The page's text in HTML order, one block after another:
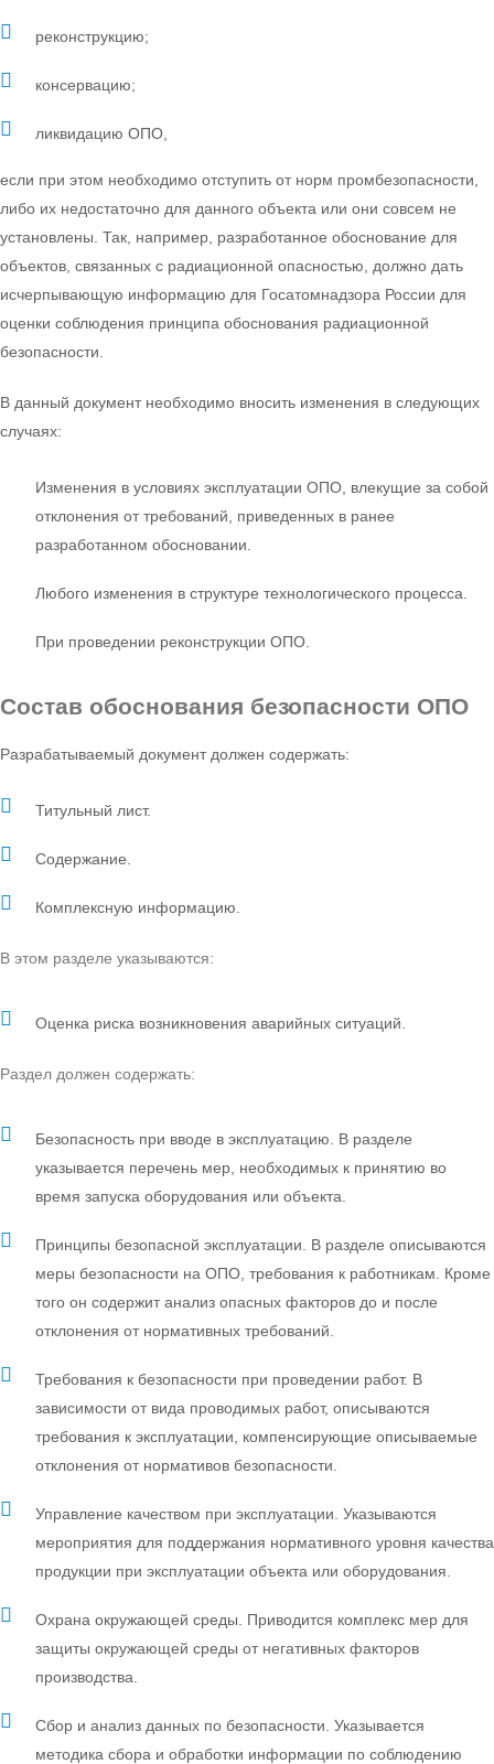
реконструкцию;
консервацию;
ликвидацию ОПО,
если при этом необходимо отступить от норм промбезопасности,
либо их недостаточно для данного объекта или они совсем не
установлены. Так, например, разработанное обоснование для
объектов, связанных с радиационной опасностью, должно дать
исчерпывающую информацию для Госатомнадзора России для
оценки соблюдения принципа обоснования радиационной
безопасности.
В данный документ необходимо вносить изменения в следующих
случаях:
Изменения в условиях эксплуатации ОПО, влекущие за собой
отклонения от требований, приведенных в ранее
разработанном обосновании.
Любого изменения в структуре технологического процесса.
При проведении реконструкции ОПО.
Состав обоснования безопасности ОПО
Разрабатываемый документ должен содержать:
Титульный лист.
Содержание.
Комплексную информацию.
В этом разделе указываются:
Оценка риска возникновения аварийных ситуаций.
Раздел должен содержать:
Безопасность при вводе в эксплуатацию. В разделе
указывается перечень мер, необходимых к принятию во
время запуска оборудования или объекта.
Принципы безопасной эксплуатации. В разделе описываются
меры безопасности на ОПО, требования к работникам. Кроме
того он содержит анализ опасных факторов до и после
отклонения от нормативных требований.
Требования к безопасности при проведении работ. В
зависимости от вида проводимых работ, описываются
требования к эксплуатации, компенсирующие описываемые
отклонения от нормативов безопасности.
Управление качеством при эксплуатации. Указываются
мероприятия для поддержания нормативного уровня качества
продукции при эксплуатации объекта или оборудования.
Охрана окружающей среды. Приводится комплекс мер для
защиты окружающей среды от негативных факторов
производства.
Сбор и анализ данных по безопасности. Указывается
методика сбора и обработки информации по соблюдению